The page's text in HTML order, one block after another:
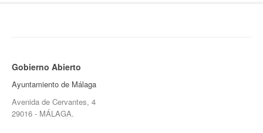
Gobierno Abierto
Ayuntamiento de Málaga
Avenida de Cervantes, 4
29016 - MÁLAGA.